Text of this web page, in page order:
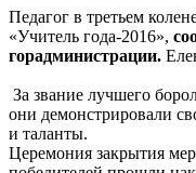
Педагог в третьем
«Учитель года-2016»,
горадминистрации.
За звание лучшего
они демонстрировали
и таланты.
Церемония закрытия